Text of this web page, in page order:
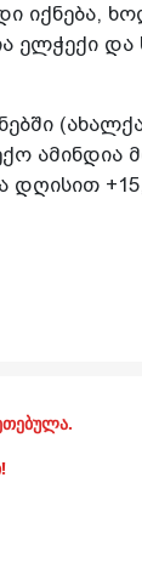
იქნება,
და
დღისით